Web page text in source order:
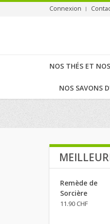
Connexion
NOS THÉS ET
NOS SAVONS
Remède de
Sorcière
11.90 CHF